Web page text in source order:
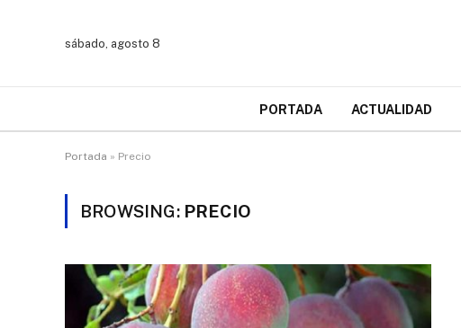
sábado, agosto 8
PORTADA ACTUALIDAD
Portada » Precio
BROWSING: PRECIO